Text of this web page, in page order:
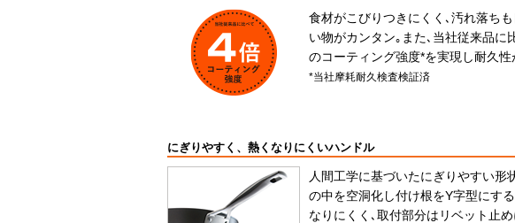
食材がこびりつきにくく､汚れ落ち
い物がカンタン｡また､当社従来品に
のコーティング強度*を実現し耐久性
*当社摩耗耐久検査検証済
にぎりやすく、熱くなりにくいハンドル
人間工学に基づいたにぎりやすい形
の中を空洞化し付け根をY字型にす
なりにくく､取付部分はリベット止